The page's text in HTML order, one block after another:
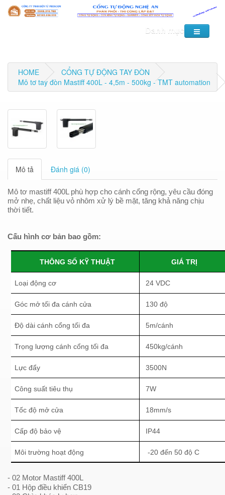
Danh mục
HOME
CỔNG TỰ ĐỘNG TAY ĐÒN
Mô tơ tay đòn Mastiff 400L - 4,5m - 500kg - TMT automation
Mô tả Đánh giá (0)
Mô tơ mastiff 400L phù hợp cho cánh cổng rộng, yêu cầu đóng
mở nhẹ, chất liệu vỏ nhôm xử lý bề mặt, tăng khả năng chịu
thời tiết.
Cấu hình cơ bản bao gồm:
THÔNG SỐ KỸ THUẬT GIÁ TRỊ
Loại động cơ 24 VDC
Góc mở tối đa cánh cửa 130 độ
Độ dài cánh cổng tối đa 5m/cánh
Trọng lượng cánh cổng tối đa 450kg/cánh
Lực đẩy 3500N
Công suất tiêu thụ 7W
Tốc độ mở cửa 18mm/s
Cấp độ bảo vệ IP44
Môi trường hoạt động -20 đến 50 độ C
- 02 Motor Mastiff 400L
- 01 Hộp điều khiển CB19